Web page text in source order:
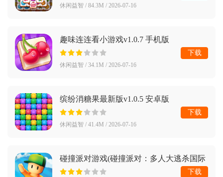
休闲益智 / 84.3M / 2026-07-16
趣味连连看小游戏v1.0.7 手机版
休闲益智 / 34.1M / 2026-07-16
下载
缤纷消糖果最新版v1.0.5 安卓版
休闲益智 / 41.4M / 2026-07-16
下载
碰撞派对游戏(碰撞派对：多人大逃杀国际
服安装器)v0.81.6 最新版
下载